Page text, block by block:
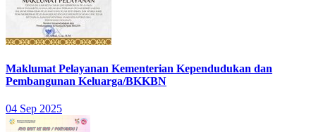
Maklumat Pelayanan Kementerian Kependudukan dan
Pembangunan Keluarga/BKKBN
04 Sep 2025